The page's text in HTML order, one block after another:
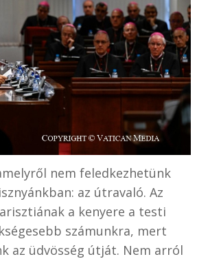
nem feledkezhetünk
az útravaló. Az
a kenyere a testi
számunkra, mert
az üdvösség útját. Nem arról